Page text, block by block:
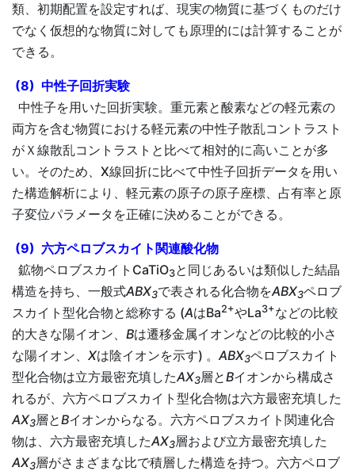
類、初期配置を設定すれば、現実の物質に基づくものだけ
でなく仮想的な物質に対しても原理的には計算することが
できる。
(8) 中性子回折実験
中性子を用いた回折実験。重元素と酸素などの軽元素の
両方を含む物質における軽元素の中性子散乱コントラスト
がＸ線散乱コントラストと比べて相対的に高いことが多
い。そのため、X線回折に比べて中性子回折データを用い
た構造解析により、軽元素の原子の原子座標、占有率と原
子変位パラメータを正確に決めることができる。
(9) 六方ペロブスカイト関連酸化物
鉱物ペロブスカイトCaTiO3と同じあるいは類似した結晶
構造を持ち、一般式ABX3で表される化合物をABX3ペロブ
スカイト型化合物と総称する (AはBa2+やLa3+などの比較
的大きな陽イオン、 Bは遷移金属イオンなどの比較的小さ
な陽イオン、 Xは陰イオンを示す) 。ABX3ペロブスカイト
型化合物は立方最密充填したAX3層とBイオンから構成さ
れるが、六方ペロブスカイト型化合物は六方最密充填した
AX3層とBイオンからなる。六方ペロブスカイト関連化合
物は、六方最密充填したAX3層および立方最密充填した
AX3層がさまざまな比で積層した構造を持つ。六方ペロブ